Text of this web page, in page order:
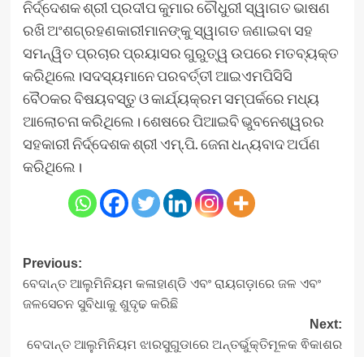
ନିର୍ଦ୍ଦେଶକ ଶ୍ରୀ ପ୍ରଦୀପ କୁମାର ଚୌଧୁରୀ ସ୍ୱାଗତ ଭାଷଣ
ରଖି ଅଂଶଗ୍ରହଣକାରୀମାନଙ୍କୁ ସ୍ୱାଗତ ଜଣାଇବା ସହ
ସମନ୍ୱିତ ପ୍ରଚାର ପ୍ରୟାସର ଗୁରୁତ୍ୱ ଉପରେ ମତବ୍ୟକ୍ତ
କରିଥିଲେ।ସଦସ୍ୟମାନେ ପରବର୍ତ୍ତୀ ଆଇଏମପିସିସି
ବୈଠକର ବିଷୟବସ୍ତୁ ଓ କାର୍ଯ୍ୟକ୍ରମ ସମ୍ପର୍କରେ ମଧ୍ୟ
ଆଲୋଚନା କରିଥିଲେ। ଶେଷରେ ପିଆଇବି ଭୁବନେଶ୍ୱରର
ସହକାରୀ ନିର୍ଦ୍ଦେଶକ ଶ୍ରୀ ଏମ୍.ପି. ଜେନା ଧନ୍ୟବାଦ ଅର୍ପଣ
କରିଥିଲେ।
Post
navigation
Previous:
ବେଦାନ୍ତ ଆଲୁମିନିୟମ କଳାହାଣ୍ଡି ଏବଂ ରାୟଗଡ଼ାରେ ଜଳ ଏବଂ
ଜଳସେଚନ ସୁବିଧାକୁ ଶୁଦୃଢ କରିଛି
Next:
ବେଦାନ୍ତ ଆଲୁମିନିୟମ ଝାରସୁଗୁଡାରେ ଅନ୍ତର୍ଭୁକ୍ତିମୂଳକ ଵିକାଶର